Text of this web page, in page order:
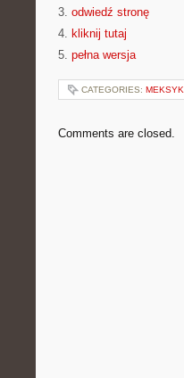
3. odwiedź stronę
4. kliknij tutaj
5. pełna wersja
CATEGORIES: MEKSYK
Comments are closed.